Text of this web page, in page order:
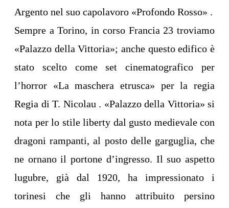
Argento nel suo capolavoro «Profondo Rosso» .
Sempre a Torino, in corso Francia 23 troviamo
«Palazzo della Vittoria»; anche questo edifico è
stato scelto come set cinematografico per
l’horror «La maschera etrusca» per la regia
Regia di T. Nicolau . «Palazzo della Vittoria» si
nota per lo stile liberty dal gusto medievale con
dragoni rampanti, al posto delle garguglia, che
ne ornano il portone d’ingresso. Il suo aspetto
lugubre, già dal 1920, ha impressionato i
torinesi che gli hanno attribuito persino